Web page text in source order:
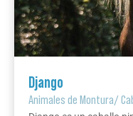
Django
Animales de Montura/